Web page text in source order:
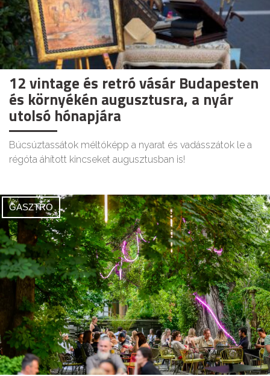
12 vintage és retró vásár Budapesten
és környékén augusztusra, a nyár
utolsó hónapjára
Búcsúztassátok méltóképp a nyarat és vadásszátok le a
régóta áhított kincseket augusztusban is!
GASZTRO